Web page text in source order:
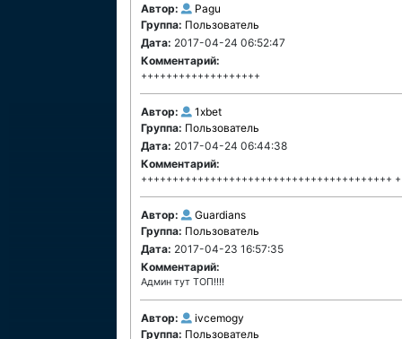
Автор:
Pagu
Группа: Пользователь
Дата: 2017-04-24 06:52:47
Комментарий:
+++++++++++++++++++
Автор:
1xbet
Группа: Пользователь
Дата: 2017-04-24 06:44:38
Комментарий:
++++++++++++++++++++++++++++++++++++++++
Автор:
Guardians
Группа: Пользователь
Дата: 2017-04-23 16:57:35
Комментарий:
Админ тут ТОП!!!!
Автор:
ivcemogy
Группа: Пользователь